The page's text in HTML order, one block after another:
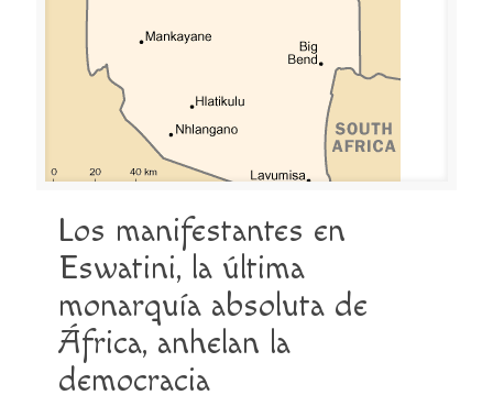
Los manifestantes en
Eswatini, la última
monarquía absoluta de
África, anhelan la
democracia